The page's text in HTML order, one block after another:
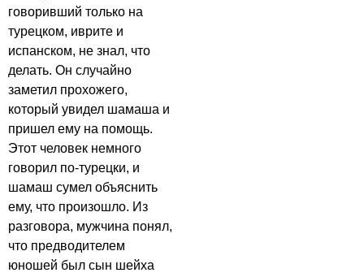
говоривший только на
турецком, иврите и
испанском, не знал, что
делать. Он случайно
заметил прохожего,
который увидел шамаша и
пришел ему на помощь.
Этот человек немного
говорил по-турецки, и
шамаш сумел объяснить
ему, что произошло. Из
разговора, мужчина понял,
что предводителем
юношей был сын шейха